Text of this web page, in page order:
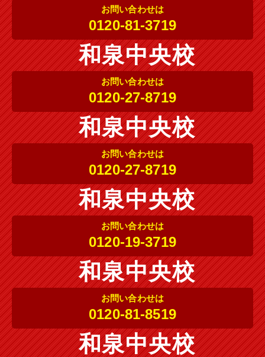
お問い合わせは
0120-81-3719
和泉中央校
お問い合わせは
0120-27-8719
和泉中央校
お問い合わせは
0120-27-8719
和泉中央校
お問い合わせは
0120-19-3719
和泉中央校
お問い合わせは
0120-81-8519
和泉中央校